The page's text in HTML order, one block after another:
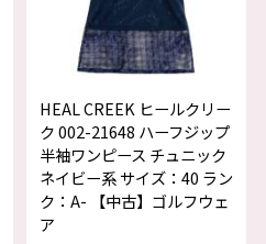
HEAL CREEK ヒールクリー
ク 002-21648 ハーフジップ
半袖ワンピース チュニック
ネイビー系 サイズ：40 ラン
ク：A- 【中古】ゴルフウェ
ア